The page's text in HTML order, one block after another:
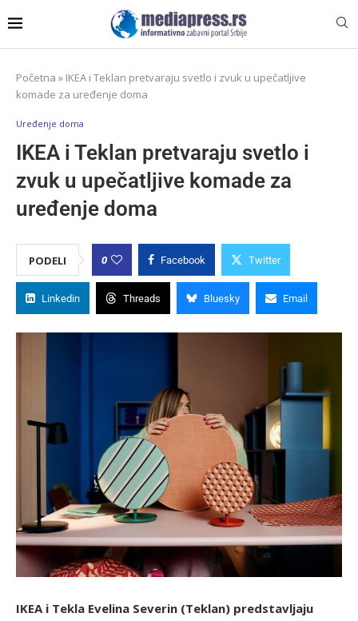
Početna » IKEA i Teklan pretvaraju svetlo i zvuk u upečatljive
komade za uređenje doma
Uređenje doma
IKEA i Teklan pretvaraju svetlo i
zvuk u upečatljive komade za
uređenje doma
PODELI 0 Facebook Twitter
Linkedin Threads Bluesky Email
IKEA i Tekla Evelina Severin (Teklan) predstavljaju